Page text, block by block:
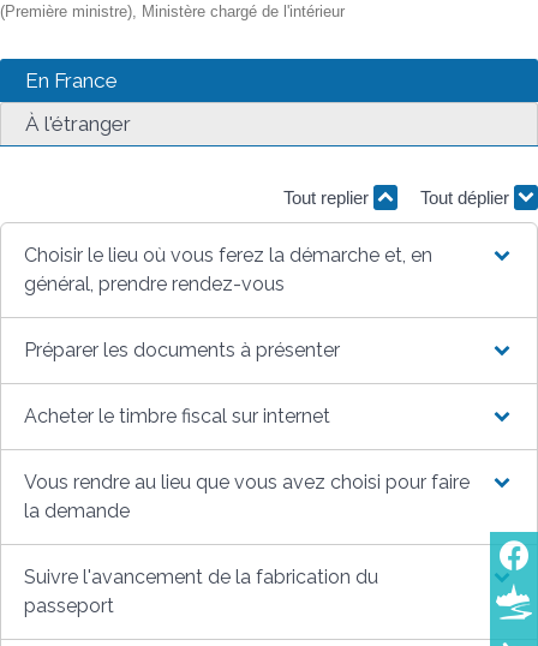
(Première ministre), Ministère chargé de l'intérieur
En France
À l'étranger
Tout replier Tout déplier
Choisir le lieu où vous ferez la démarche et, en
général, prendre rendez-vous
Préparer les documents à présenter
Acheter le timbre fiscal sur internet
Vous rendre au lieu que vous avez choisi pour faire
la demande
Suivre l'avancement de la fabrication du
passeport